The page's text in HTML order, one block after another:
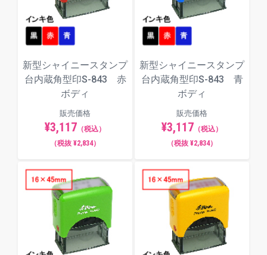
新型シャイニースタンプ
台内蔵角型印S-843 赤
ボディ
販売価格
¥3,117 （税込）
（税抜 ¥2,834）
新型シャイニースタンプ
台内蔵角型印S-843 青
ボディ
販売価格
¥3,117 （税込）
（税抜 ¥2,834）